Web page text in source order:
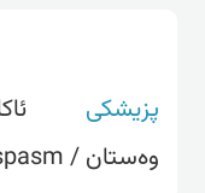
پزیشکی
وەستان / Cardiospasm